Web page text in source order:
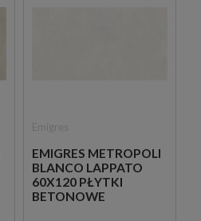
EMIGRES METROPOLI
BLANCO LAPPATO
60X120 PŁYTKI
BETONOWE